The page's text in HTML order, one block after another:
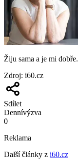
Žiju sama a je mi
Zdroj: i60.cz
Sdílet
Dennívýzva
0
Reklama
Další články z i60.cz